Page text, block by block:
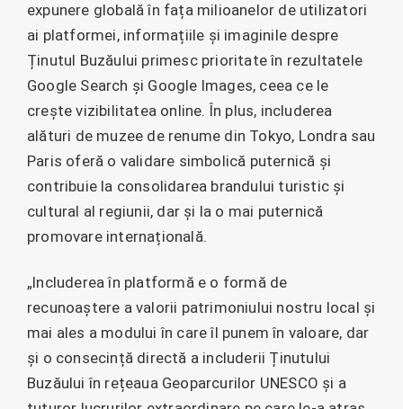
expunere globală în fața milioanelor de utilizatori
ai platformei, informațiile și imaginile despre
Ținutul Buzăului primesc prioritate în rezultatele
Google Search și Google Images, ceea ce le
crește vizibilitatea online. În plus, includerea
alături de muzee de renume din Tokyo, Londra sau
Paris oferă o validare simbolică puternică și
contribuie la consolidarea brandului turistic și
cultural al regiunii, dar și la o mai puternică
promovare internațională.
„Includerea în platformă e o formă de
recunoaștere a valorii patrimoniului nostru local și
mai ales a modului în care îl punem în valoare, dar
și o consecință directă a includerii Ținutului
Buzăului în rețeaua Geoparcurilor UNESCO și a